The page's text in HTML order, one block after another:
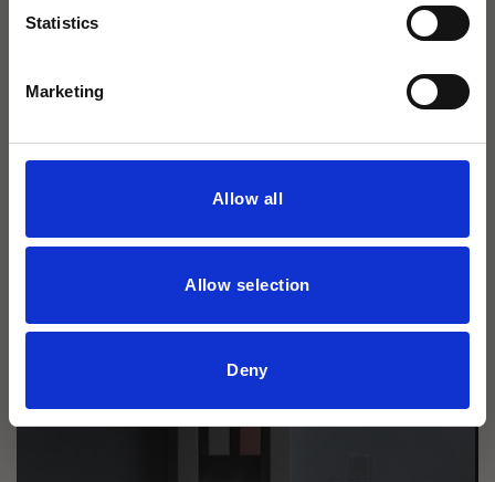
Statistics
Marketing
Allow all
Allow selection
Deny